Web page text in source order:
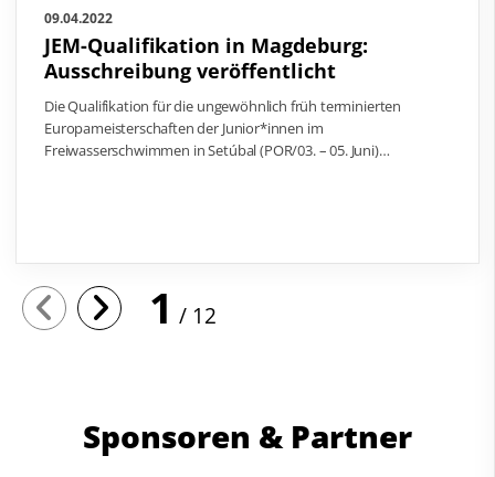
09.04.2022
JEM-Qualifikation in Magdeburg:
Ausschreibung veröffentlicht
Die Qualifikation für die ungewöhnlich früh terminierten
Europameisterschaften der Junior*innen im
Freiwasserschwimmen in Setúbal (POR/03. – 05. Juni)…
1 12
Sponsoren & Partner